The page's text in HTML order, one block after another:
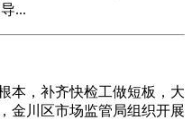
...
本，补齐快检工做短板，大
金川区市场监管局组织开展